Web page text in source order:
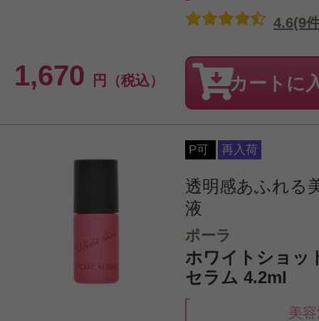
1,670 円（税込）
4.6(9
カートに
P可 再入荷
透明感あふれる
液
ポーラ
ホワイトショッ
セラム 4.2ml
美